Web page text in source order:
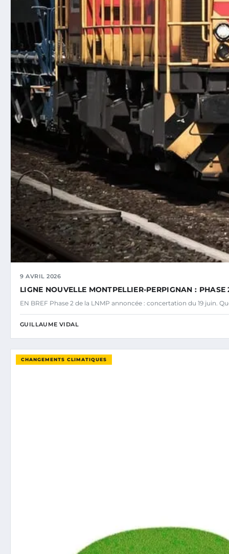
9 AVRIL 2026
LIGNE NOUVELLE MONTPELLIER-PERPIGNAN :
EN BREF Phase 2 de la LNMP annoncée : concertation du 19 juin.
GUILLAUME VIDAL
CHANGEMENTS CLIMATIQUES